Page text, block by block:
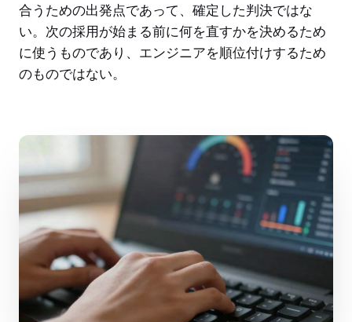
合うための出発点であって、確定した判決ではな
い。次の採用が始まる前に何を直すかを決めるため
に使うものであり、エンジニアを順位付けするため
のものではない。